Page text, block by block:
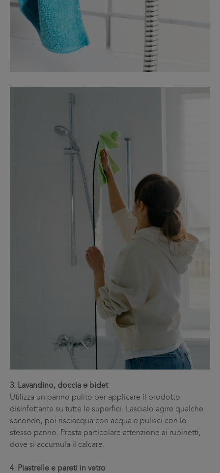
3. Lavandino, doccia e bidet
Utilizza un panno pulito per applicare il prodotto
disinfettante su tutte le superfici. Lascialo agire qualche
secondo, poi risciacqua con acqua e pulisci con lo
stesso panno. Presta particolare attenzione ai rubinetti,
dove si accumula il calcare.
4. Piastrelle e pareti in vetro